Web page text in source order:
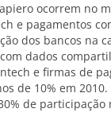
ocorrem no
e pagamentos
dos bancos na
dados
e firmas de
de 10% em
de participação